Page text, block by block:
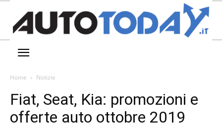
Home Notizie
Fiat, Seat, Kia: promozioni e
offerte auto ottobre 2019